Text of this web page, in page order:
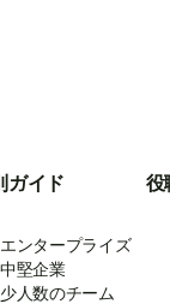
ガイド
エンタープライズ
中堅企業
少人数のチーム
役